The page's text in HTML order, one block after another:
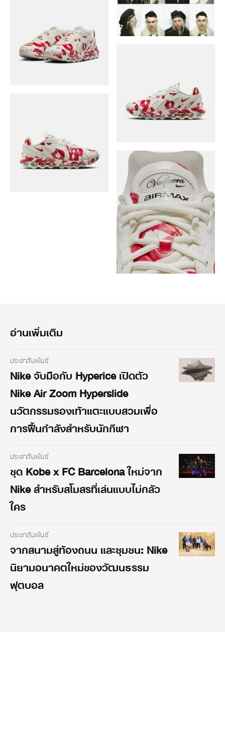
อ่านเพิ่มเติม
ประชาสัมพันธ์
Nike จับมือกับ Hyperice เปิดตัว
Nike Air Zoom Hyperslide
นวัตกรรมรองเท้าแตะแบบสวมเพื่อ
การฟื้นกำลังสำหรับนักกีฬา
ประชาสัมพันธ์
ชุด Kobe x FC Barcelona ใหม่จาก
Nike สำหรับสโมสรที่เล่นแบบไม่กลัว
ใคร
ประชาสัมพันธ์
จากสนามสู่ท้องถนน และชุมชน: Nike
นิยามอนาคตใหม่ของวัฒนธรรม
ฟุตบอล